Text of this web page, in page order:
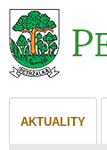
AKTUALITY